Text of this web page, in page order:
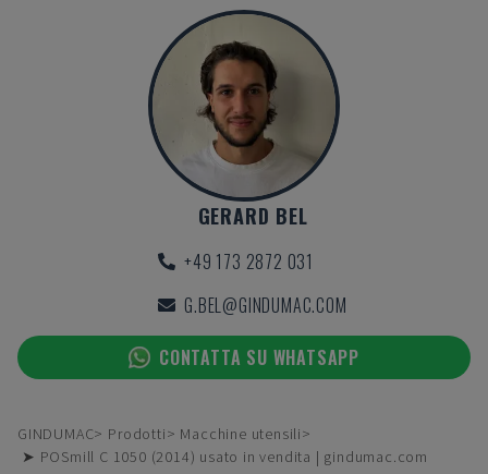
GERARD BEL
+49 173 2872 031
G.BEL@GINDUMAC.COM
CONTATTA SU WHATSAPP
GINDUMAC Prodotti
Macchine utensili
➤ POSmill C 1050 (2014) usato in vendita | gindumac.com